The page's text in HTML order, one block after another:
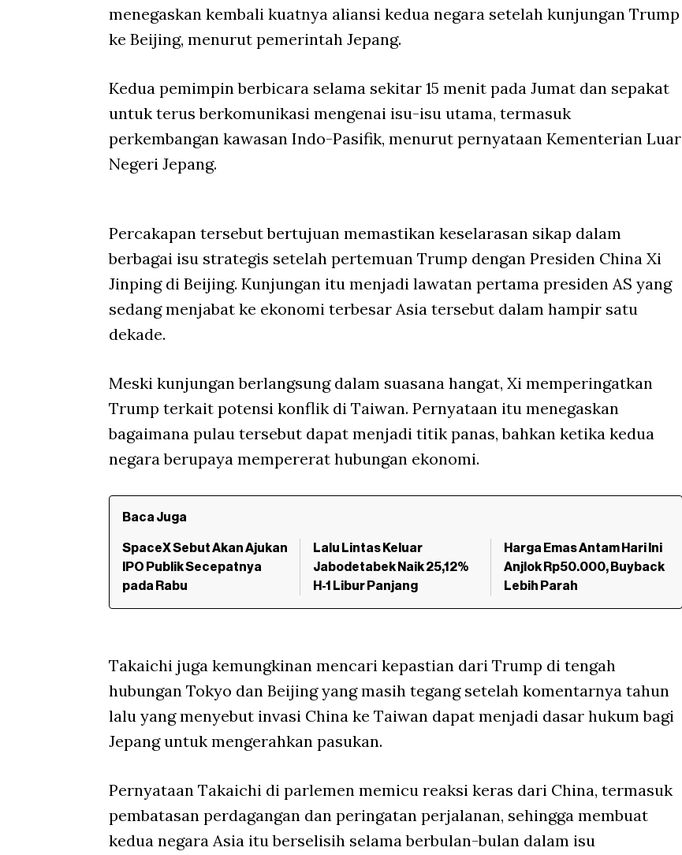
menegaskan kembali kuatnya aliansi kedua negara setelah kunjungan Trump
ke Beijing, menurut pemerintah Jepang.
Kedua pemimpin berbicara selama sekitar 15 menit pada Jumat dan sepakat
untuk terus berkomunikasi mengenai isu-isu utama, termasuk
perkembangan kawasan Indo-Pasifik, menurut pernyataan Kementerian Luar
Negeri Jepang.
Percakapan tersebut bertujuan memastikan keselarasan sikap dalam
berbagai isu strategis setelah pertemuan Trump dengan Presiden China Xi
Jinping di Beijing. Kunjungan itu menjadi lawatan pertama presiden AS yang
sedang menjabat ke ekonomi terbesar Asia tersebut dalam hampir satu
dekade.
Meski kunjungan berlangsung dalam suasana hangat, Xi memperingatkan
Trump terkait potensi konflik di Taiwan. Pernyataan itu menegaskan
bagaimana pulau tersebut dapat menjadi titik panas, bahkan ketika kedua
negara berupaya mempererat hubungan ekonomi.
Baca Juga
SpaceX Sebut Akan Ajukan
IPO Publik Secepatnya
pada Rabu
Lalu Lintas Keluar
Jabodetabek Naik 25,12%
H-1 Libur Panjang
Harga Emas Antam Hari Ini
Anjlok Rp50.000, Buyback
Lebih Parah
Takaichi juga kemungkinan mencari kepastian dari Trump di tengah
hubungan Tokyo dan Beijing yang masih tegang setelah komentarnya tahun
lalu yang menyebut invasi China ke Taiwan dapat menjadi dasar hukum bagi
Jepang untuk mengerahkan pasukan.
Pernyataan Takaichi di parlemen memicu reaksi keras dari China, termasuk
pembatasan perdagangan dan peringatan perjalanan, sehingga membuat
kedua negara Asia itu berselisih selama berbulan-bulan dalam isu